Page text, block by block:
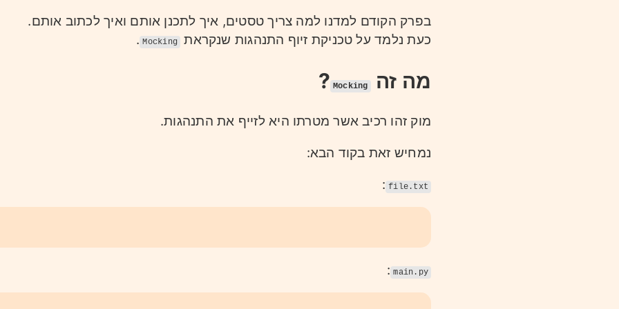
בפרק הקודם למדנו למה צריך טסטים, איך לתכנן אותם ואיך לכתוב אותם.
כעת נלמד על טכניקת זיוף התנהגות שנקראת
Mocking
.
מה זה Mocking
?
מוק זהו רכיב אשר מטרתו היא לזייף את התנהגות.
נמחיש זאת בקוד הבא:
file.txt
:
main.py
: